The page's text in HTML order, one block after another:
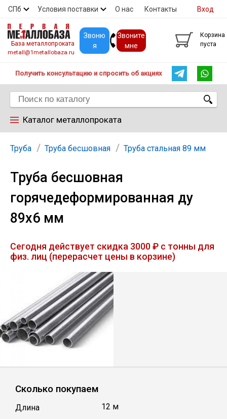
СПб Условия поставки О нас Контакты
Скидки Прайс Покупателям
Вход
База металлопроката
metall@1metallobaza.ru
Звоню
я
Звоните
мне
Корзина
пуста
Получить консультацию и спросить об акциях
Каталог металлопроката
Арматура
Труба профильная
Труба
Балка
Швеллер
Полоса
Труба Труба бесшовная Труба стальная 89 мм
Труба бесшовная
горячедеформированная ду
89х6 мм
Сегодня действует скидка 3000 ₽ с тонны для
физ. лиц (перерасчет цены в корзине)
Сколько покупаем
Длина 12 м